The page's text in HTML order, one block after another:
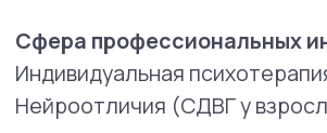
мы пристально следим за эффективностью
его работы и уровнем удовлетворенности
клиентов. Для клиентов также действует
скидка на консультации новых